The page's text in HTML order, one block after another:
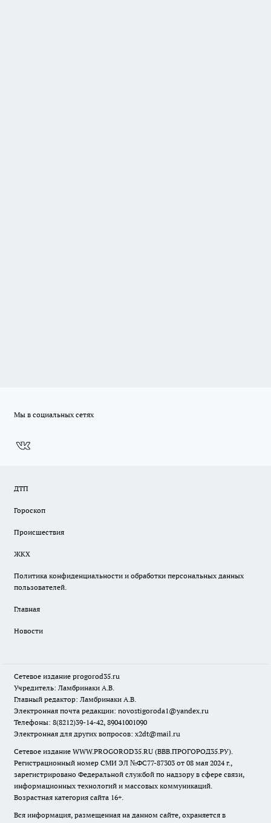
Мы в социальных сетях
ДТП
Гороскоп
Происшествия
ЖКХ
Политика конфиденциальности и обработки персональных данных
пользователей.
Главная
Новости
Сетевое издание progorod35.ru
Учредитель: Ламбринаки А.В.
Главный редактор: Ламбринаки А.В.
Электронная почта редакции: novostigoroda1@yandex.ru
Телефоны: 8(8212)39-14-42, 89041001090
Электронная для других вопросов: x2dt@mail.ru
Сетевое издание WWW.PROGOROD35.RU (ВВВ.ПРОГОРОД35.РУ).
Регистрационный номер СМИ ЭЛ №ФС77-87303 от 08 мая 2024 г.,
зарегистрировано Федеральной службой по надзору в сфере связи,
информационных технологий и массовых коммуникаций.
Возрастная категория сайта 16+.
Вся информация, размещенная на данном сайте, охраняется в